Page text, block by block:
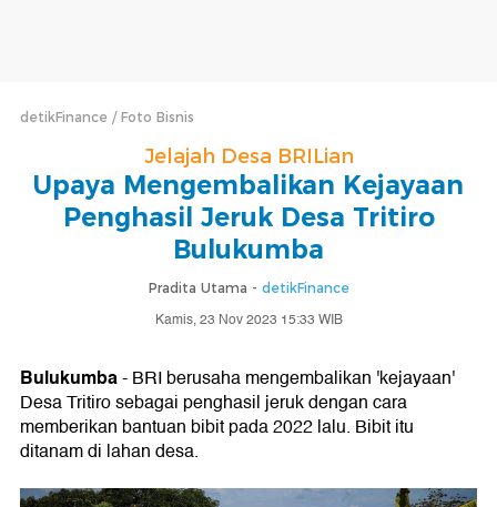
detikFinance Foto Bisnis
Jelajah Desa BRILian
Upaya Mengembalikan Kejayaan
Penghasil Jeruk Desa Tritiro
Bulukumba
Pradita Utama - detikFinance
Kamis, 23 Nov 2023 15:33 WIB
Bulukumba- BRI berusaha mengembalikan 'kejayaan'
Desa Tritiro sebagai penghasil jeruk dengan cara
memberikan bantuan bibit pada 2022 lalu. Bibit itu
ditanam di lahan desa.